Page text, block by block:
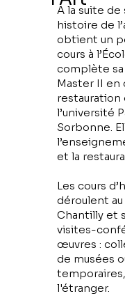
A la suite
histoire de
obtient un
cours à
complète
Master II en
restauration
l’université
Sorbonne.
et la
Les cours
déroulent
Chantilly et
visites-
œuvres :
de musées
l'étranger.